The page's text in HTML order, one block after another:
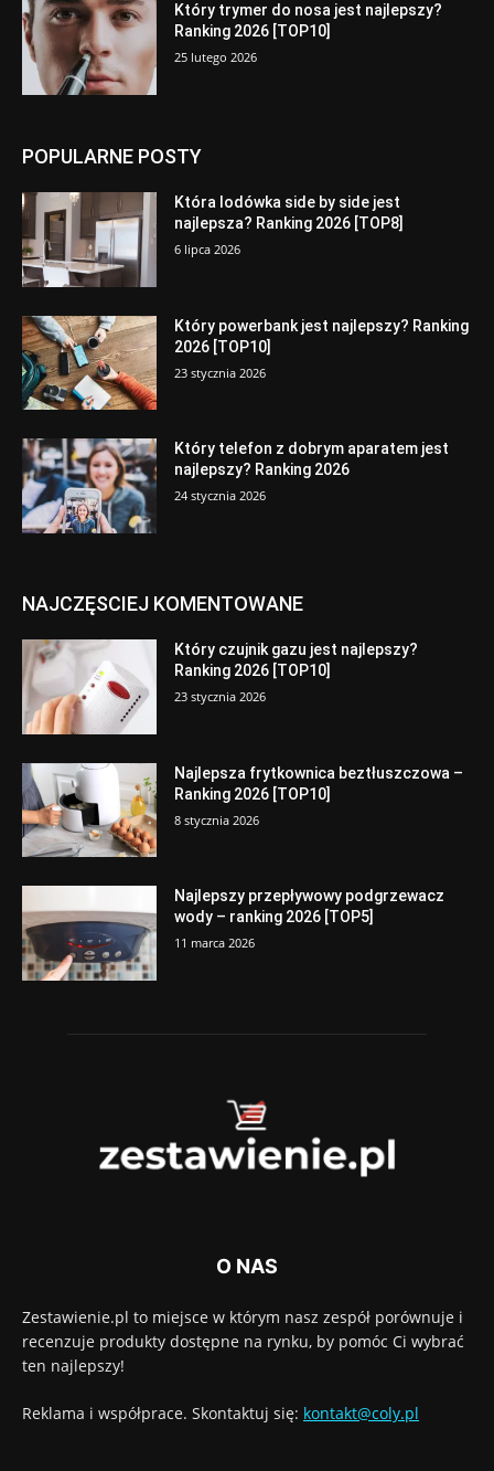
Który trymer do nosa jest najlepszy?
Ranking 2026 [TOP10]
25 lutego 2026
POPULARNE POSTY
Która lodówka side by side jest
najlepsza? Ranking 2026 [TOP8]
6 lipca 2026
Który powerbank jest najlepszy? Ranking
2026 [TOP10]
23 stycznia 2026
Który telefon z dobrym aparatem jest
najlepszy? Ranking 2026
24 stycznia 2026
NAJCZĘSCIEJ KOMENTOWANE
Który czujnik gazu jest najlepszy?
Ranking 2026 [TOP10]
23 stycznia 2026
Najlepsza frytkownica beztłuszczowa –
Ranking 2026 [TOP10]
8 stycznia 2026
Najlepszy przepływowy podgrzewacz
wody – ranking 2026 [TOP5]
11 marca 2026
O NAS
Zestawienie.pl to miejsce w którym nasz zespół porównuje i
recenzuje produkty dostępne na rynku, by pomóc Ci wybrać
ten najlepszy!
Reklama i współprace. Skontaktuj się: kontakt@coly.pl